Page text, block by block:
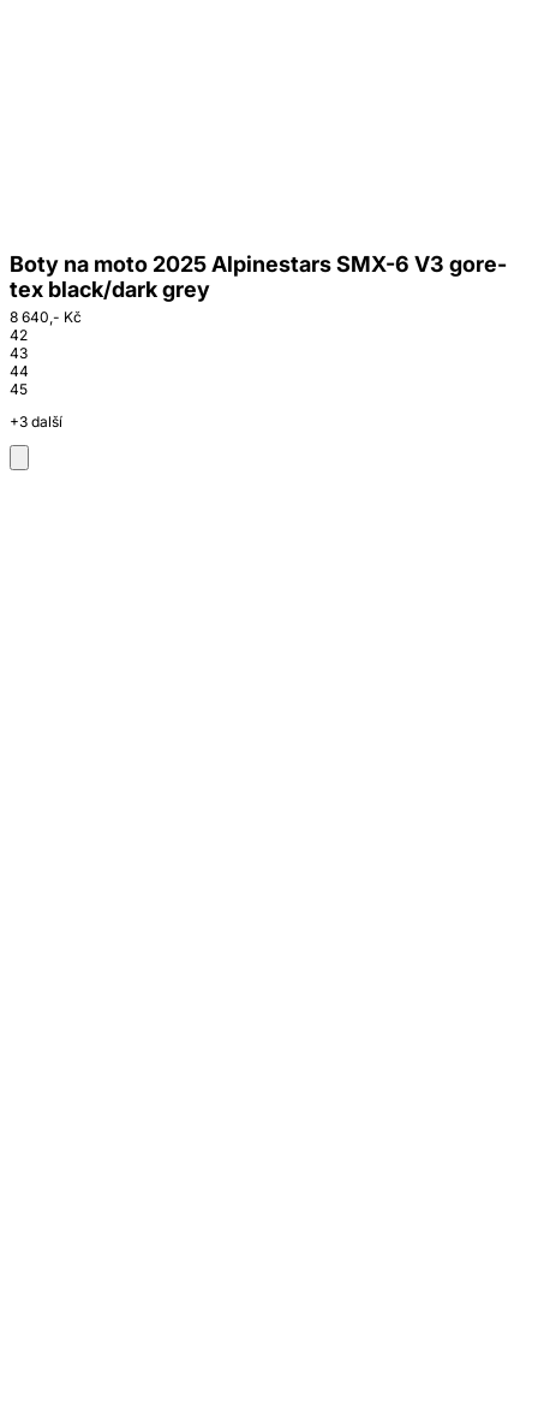
Boty na moto 2025 Alpinestars SMX-6 V3 gore-
tex black/dark grey
8 640,- Kč
42
43
44
45
+3 další